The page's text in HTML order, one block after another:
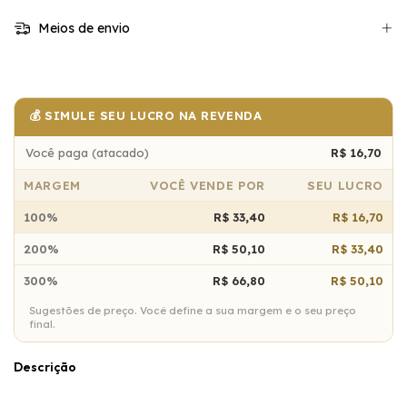
Meios de envio
💰 SIMULE SEU LUCRO NA REVENDA
Você paga (atacado) R$ 16,70
MARGEM VOCÊ VENDE POR SEU LUCRO
100% R$ 33,40 R$ 16,70
200% R$ 50,10 R$ 33,40
300% R$ 66,80 R$ 50,10
Sugestões de preço. Você define a sua margem e o seu preço
final.
Descrição